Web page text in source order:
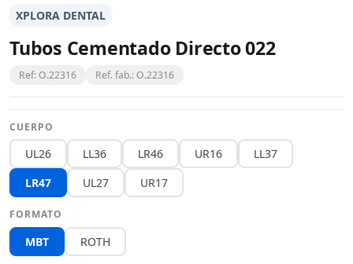
XPLORA DENTAL
Tubos Cementado Directo 022
Ref: O.22316 Ref. fab.: O.22316
CUERPO
UL26 LL36 LR46 UR16
LL37
LR47
UL27 UR17
FORMATO
MBT ROTH